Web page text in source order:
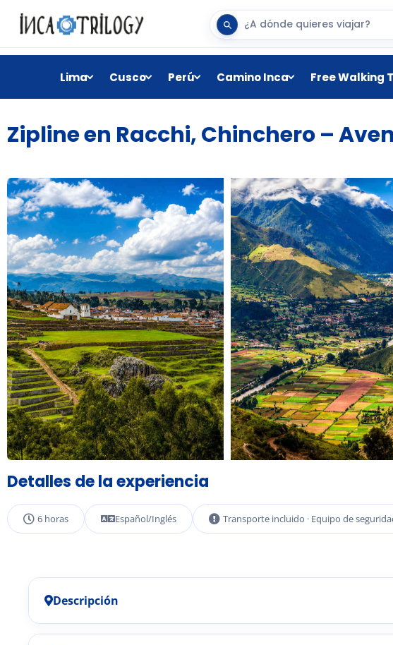
Lima Cusco Perú Camino Inca Free Walking
Zipline en Racchi, Chinchero –
Detalles de la experiencia
6 horas Español/Inglés Transporte incluido · Equipo de
Descripción